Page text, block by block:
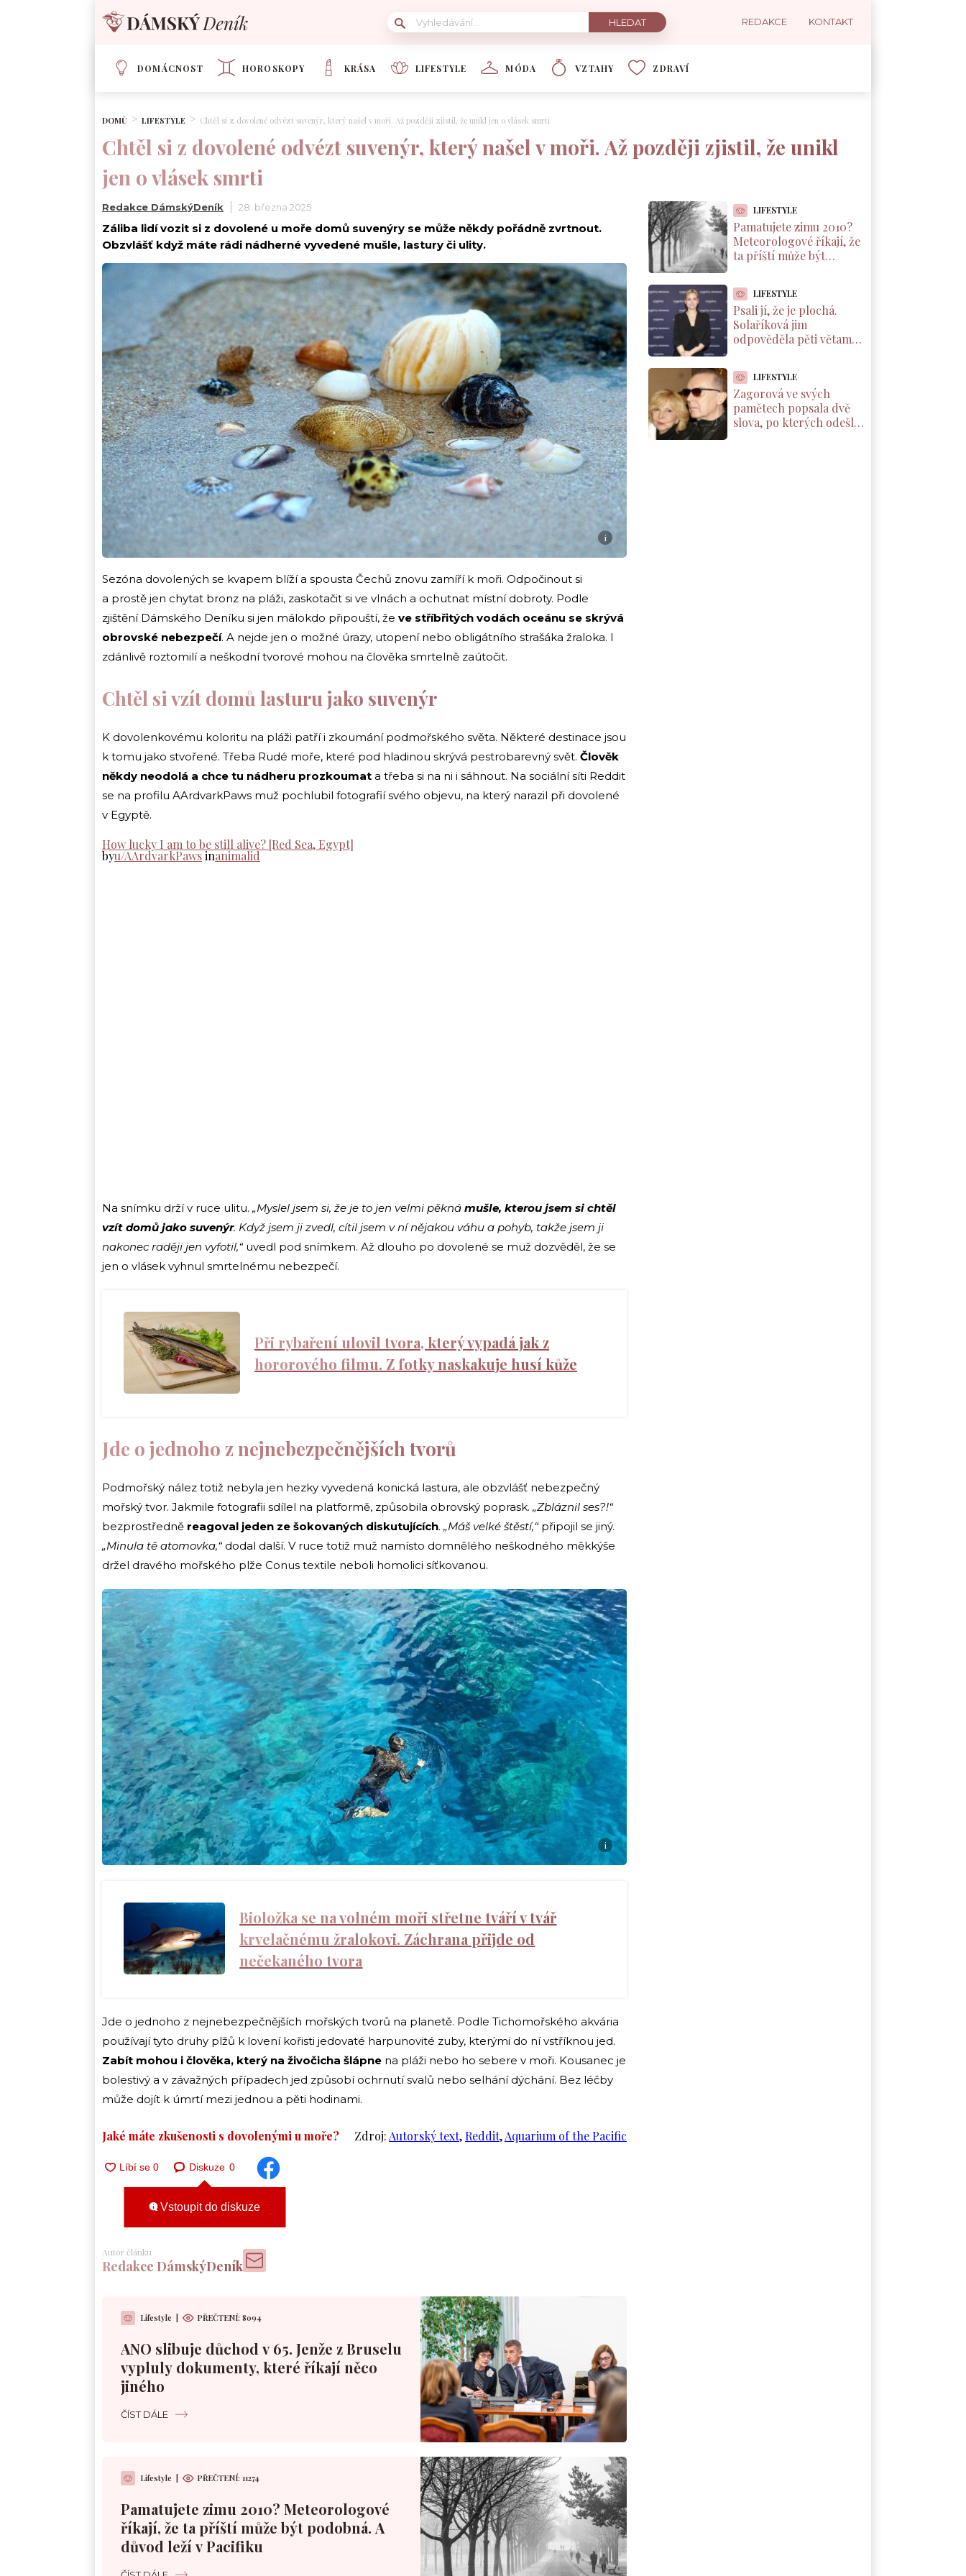
REDAKCE KONTAKT
DOMÁCNOST HOROSKOPY KRÁSA LIFESTYLE MÓDA VZTAHY ZDRAVÍ
DOMŮ LIFESTYLE Chtěl si z dovolené odvézt suvenýr, který našel v moři. Až později zjistil, že unikl jen o vlásek smrti
Chtěl si z dovolené odvézt suvenýr, který našel v moři. Až později zjistil, že unikl
jen o vlásek smrti
Redakce DámskýDeník 28. března 2025
Záliba lidí vozit si z dovolené u moře domů suvenýry se může někdy pořádně zvrtnout.
Obzvlášť když máte rádi nádherné vyvedené mušle, lastury či ulity.
i
Sezóna dovolených se kvapem blíží a spousta Čechů znovu zamíří k moři. Odpočinout si
a prostě jen chytat bronz na pláži, zaskotačit si ve vlnách a ochutnat místní dobroty. Podle
zjištění Dámského Deníku si jen málokdo připouští, že ve stříbřitých vodách oceánu se skrývá
obrovské nebezpečí. A nejde jen o možné úrazy, utopení nebo obligátního strašáka žraloka. I
zdánlivě roztomilí a neškodní tvorové mohou na člověka smrtelně zaútočit.
Chtěl si vzít domů lasturu jako suvenýr
K dovolenkovému koloritu na pláži patří i zkoumání podmořského světa. Některé destinace jsou
k tomu jako stvořené. Třeba Rudé moře, které pod hladinou skrývá pestrobarevný svět. Člověk
někdy neodolá a chce tu nádheru prozkoumat a třeba si na ni i sáhnout. Na sociální síti Reddit
se na profilu AArdvarkPaws muž pochlubil fotografií svého objevu, na který narazil při dovolené
v Egyptě.
How lucky I am to be still alive? [Red Sea, Egypt]
byu/AArdvarkPawsinanimalid
Na snímku drží v ruce ulitu. „Myslel jsem si, že je to jen velmi pěkná mušle, kterou jsem si chtěl
vzít domů jako suvenýr. Když jsem ji zvedl, cítil jsem v ní nějakou váhu a pohyb, takže jsem ji
nakonec raději jen vyfotil,“uvedl pod snímkem. Až dlouho po dovolené se muž dozvěděl, že se
jen o vlásek vyhnul smrtelnému nebezpečí.
Při rybaření ulovil tvora, který vypadá jak z
hororového filmu. Z fotky naskakuje husí kůže
Jde o jednoho z nejnebezpečnějších tvorů
Podmořský nález totiž nebyla jen hezky vyvedená konická lastura, ale obzvlášť nebezpečný
mořský tvor. Jakmile fotografii sdílel na platformě, způsobila obrovský poprask. „Zbláznil ses?!“
bezprostředně reagoval jeden ze šokovaných diskutujících. „Máš velké štěstí,“připojil se jiný.
„Minula tě atomovka,“dodal další. V ruce totiž muž namísto domnělého neškodného měkkýše
držel dravého mořského plže Conus textile neboli homolici síťkovanou.
i
Bioložka se na volném moři střetne tváří v tvář
krvelačnému žralokovi. Záchrana přijde od
nečekaného tvora
Jde o jednoho z nejnebezpečnějších mořských tvorů na planetě. Podle Tichomořského akvária
používají tyto druhy plžů k lovení kořisti jedovaté harpunovité zuby, kterými do ní vstříknou jed.
Zabít mohou i člověka, který na živočicha šlápne na pláži nebo ho sebere v moři. Kousanec je
bolestivý a v závažných případech jed způsobí ochrnutí svalů nebo selhání dýchání. Bez léčby
může dojít k úmrtí mezi jednou a pěti hodinami.
Jaké máte zkušenosti s dovolenými u moře? Zdroj: Autorský text, Reddit,Aquarium of the Pacific
Diskuze 0
Vstoupit do diskuze
Autor článku
Redakce DámskýDeník
Lifestyle PŘEČTENÍ: 8094
ANO slibuje důchod v 65. Jenže z Bruselu
vypluly dokumenty, které říkají něco
jiného
ČÍST DÁLE
Lifestyle PŘEČTENÍ: 11274
Pamatujete zimu 2010? Meteorologové
říkají, že ta příští může být podobná. A
důvod leží v Pacifiku
LIFESTYLE
Pamatujete zimu 2010?
Meteorologové říkají, že
ta příští může být
Pacifiku
LIFESTYLE
Psali jí, že je plochá.
Solaříková jim
odpověděla pěti větami,
každý rodič dcery
LIFESTYLE
Zagorová ve svých
pamětech popsala dvě
slova, po kterých odešla